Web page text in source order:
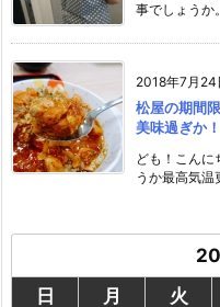
事でしょうか
2018年7月24
松屋の期間
美味過ぎか！
ども！こん
うか最高気温
日
月 火